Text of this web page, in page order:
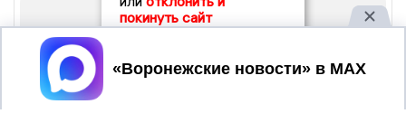
покинуть сайт
Принять